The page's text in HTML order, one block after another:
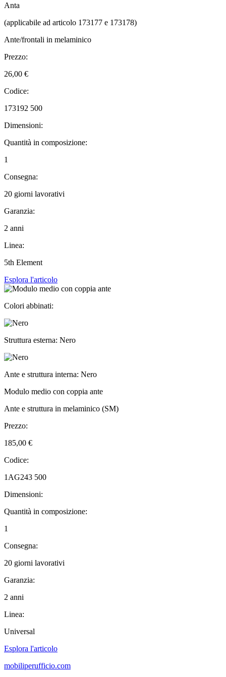
Anta
(applicabile ad articolo 173177 e 173178)
Ante/frontali in melaminico
Prezzo:
26,00 €
Codice:
173192 500
Dimensioni:
Quantità in composizione:
1
Consegna:
20 giorni lavorativi
Garanzia:
2 anni
Linea:
5th Element
Esplora l'articolo
Colori abbinati:
Struttura esterna: Nero
Ante e struttura interna: Nero
Modulo medio con coppia ante
Ante e struttura in melaminico (SM)
Prezzo:
185,00 €
Codice:
1AG243 500
Dimensioni:
Quantità in composizione:
1
Consegna:
20 giorni lavorativi
Garanzia:
2 anni
Linea:
Universal
Esplora l'articolo
mobiliperufficio.com